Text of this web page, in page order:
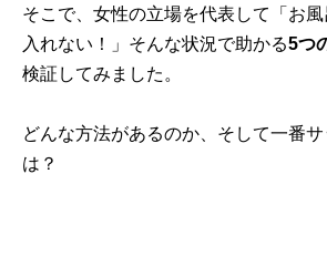
そこで、女性の立場を代表して「お
入れない！」そんな状況で助かる5つ
検証してみました。
どんな方法があるのか、そして一番
は？